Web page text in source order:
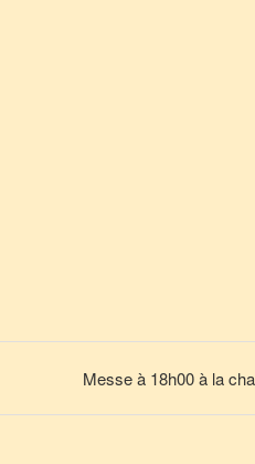
Messe à 18h00 à la